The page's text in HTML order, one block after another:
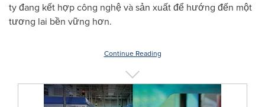
ty đang kết hợp công nghệ và sản xuất để hướng đến một
tương lai bền vững hơn.
Continue Reading